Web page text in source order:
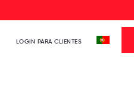
LOGIN PARA CLIENTES